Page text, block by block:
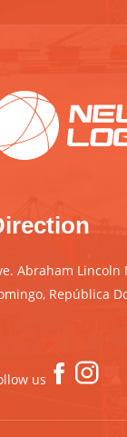
Abraham Lincoln
República
us